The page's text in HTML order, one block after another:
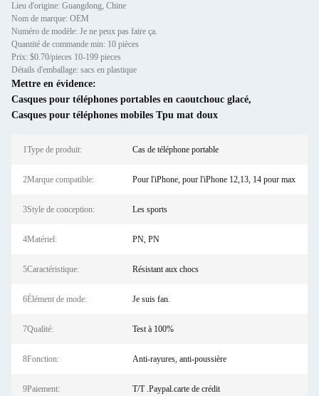
Lieu d'origine: Guangdong, Chine
Nom de marque: OEM
Numéro de modèle: Je ne peux pas faire ça.
Quantité de commande min: 10 pièces
Prix: $0.70/pieces 10-199 pieces
Détails d'emballage: sacs en plastique
Mettre en évidence:
Casques pour téléphones portables en caoutchouc glacé,
Casques pour téléphones mobiles Tpu mat doux
1Type de produit: Cas de téléphone portable
2Marque compatible: Pour l'iPhone, pour l'iPhone 12,13, 14 pour max
3Style de conception: Les sports
4Matériel: PN, PN
5Caractéristique: Résistant aux chocs
6Élément de mode: Je suis fan.
7Qualité: Test à 100%
8Fonction: Anti-rayures, anti-poussière
9Paiement: T/T .Paypal.carte de crédit